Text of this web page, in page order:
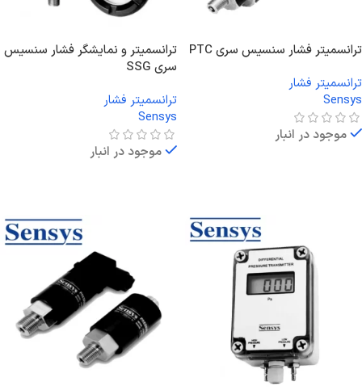
ترانسمیتر فشار سنسیس سری PTC
ترانسمیتر فشار
Sensys
موجود در انبار
ترانسمیتر و نمایشگر فشار سنسیس
سری SSG
ترانسمیتر فشار
Sensys
موجود در انبار